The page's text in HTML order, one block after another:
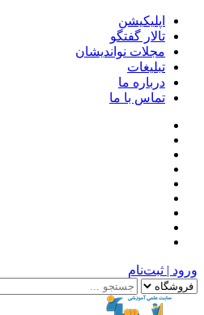
اپلیکیشن
تالار گفتگو
مجلات نواندیشان
تبلیغات
درباره ما
تماس با ما
ورود | ثبت‌نام